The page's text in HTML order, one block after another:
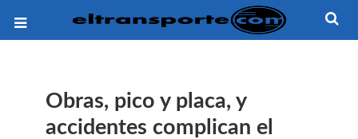
Obras, pico y placa, y
accidentes complican el